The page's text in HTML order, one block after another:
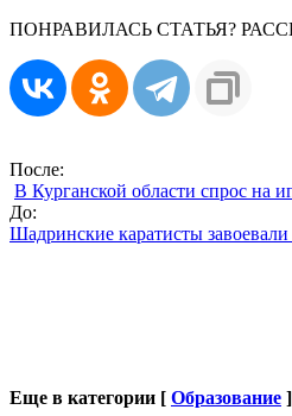
ПОНРАВИЛАСЬ СТАТЬЯ?
После:
В Курганской области спрос на
До:
Шадринские каратисты
Еще в категории [ Образование ]